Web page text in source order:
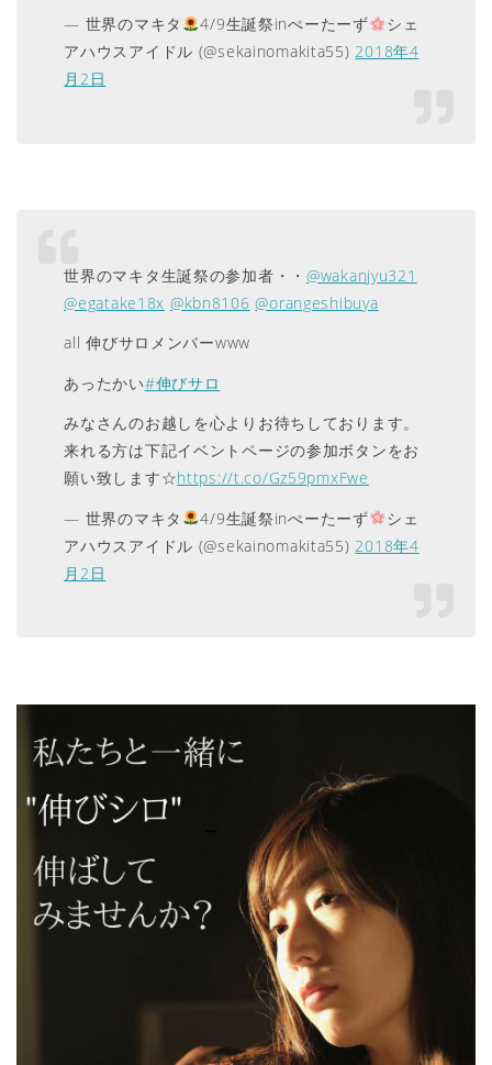
— 世界のマキタ
4/9生誕祭inぺーたーず
シェ
アハウスアイドル (@sekainomakita55)2018年4
月2日
世界のマキタ生誕祭の参加者・・ @wakanjyu321
@egatake18x @kbn8106 @orangeshibuya
all 伸びサロメンバーwww
あったかい#伸びサロ
みなさんのお越しを心よりお待ちしております。
来れる方は下記イベントページの参加ボタンをお
願い致します☆https://t.co/Gz59pmxFwe
— 世界のマキタ
4/9生誕祭inぺーたーず
シェ
アハウスアイドル (@sekainomakita55) 2018年4
月2日